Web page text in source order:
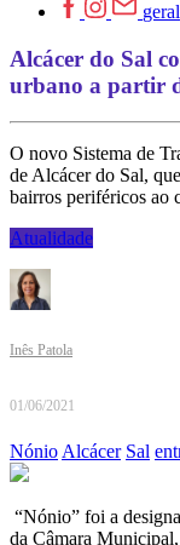
Alcácer do Sal
urbano a partir
O novo Sistema de
de Alcácer do Sal,
bairros periféricos ao
Atualidade
Inês Patola
01/06/2021
NónioAlcácer Sal
“Nónio” foi a
da Câmara